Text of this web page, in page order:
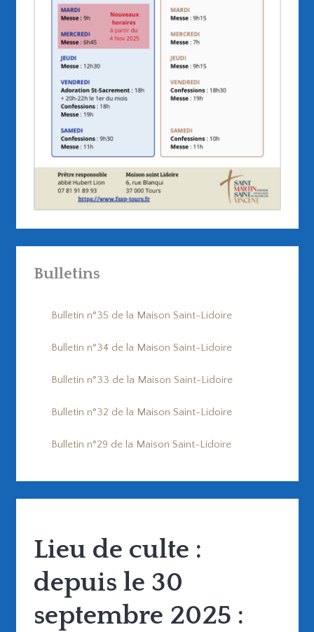
Bulletins
Bulletin n°35 de la Maison Saint-Lidoire
Bulletin n°34 de la Maison Saint-Lidoire
Bulletin n°33 de la Maison Saint-Lidoire
Bulletin n°32 de la Maison Saint-Lidoire
Bulletin n°29 de la Maison Saint-Lidoire
Lieu de culte :
depuis le 30
septembre 2025 :